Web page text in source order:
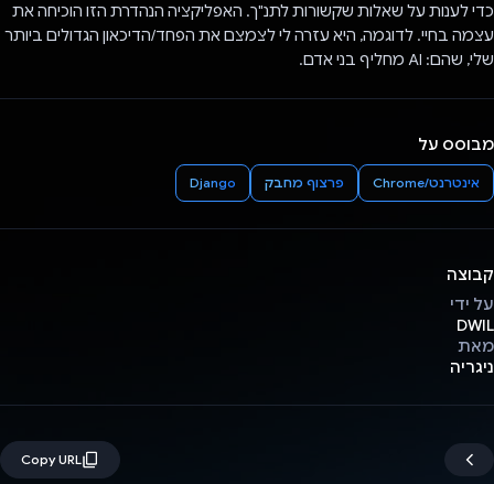
כדי לענות על שאלות שקשורות לתנ"ך. האפליקציה הנהדרת הזו הוכיחה את
עצמה בחיי. לדוגמה, היא עזרה לי לצמצם את הפחד/הדיכאון הגדולים ביותר
שלי, שהם: AI מחליף בני אדם.
מבוסס על
אינטרנט/Chrome פרצוף מחבק Django
קבוצה
על ידי
DWIL
מאת
ניגריה